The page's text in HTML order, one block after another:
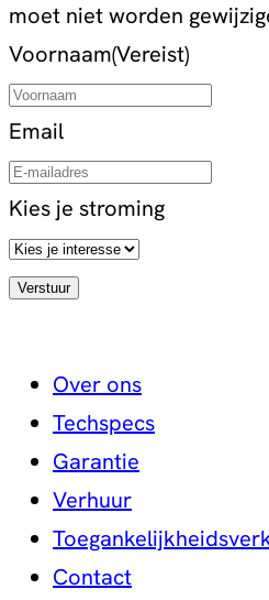
moet niet worden
Voornaam(Vereist)
Email
Kies je stroming
Over ons
Techspecs
Garantie
Verhuur
Contact